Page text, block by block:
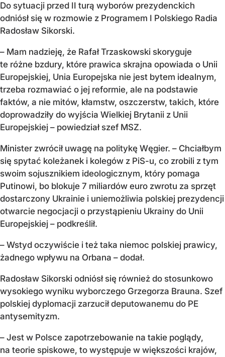
Do sytuacji przed II turą wyborów prezydenckich
odniósł się w rozmowie z Programem I Polskiego Radia
Radosław Sikorski.
– Mam nadzieję, że Rafał Trzaskowski skoryguje
te różne bzdury, które prawica skrajna opowiada o Unii
Europejskiej, Unia Europejska nie jest bytem idealnym,
trzeba rozmawiać o jej reformie, ale na podstawie
faktów, a nie mitów, kłamstw, oszczerstw, takich, które
doprowadziły do wyjścia Wielkiej Brytanii z Unii
Europejskiej – powiedział szef MSZ.
Minister zwrócił uwagę na politykę Węgier. – Chciałbym
się spytać koleżanek i kolegów z PiS-u, co zrobili z tym
swoim sojusznikiem ideologicznym, który pomaga
Putinowi, bo blokuje 7 miliardów euro zwrotu za sprzęt
dostarczony Ukrainie i uniemożliwia polskiej prezydencji
otwarcie negocjacji o przystąpieniu Ukrainy do Unii
Europejskiej – podkreślił.
– Wstyd oczywiście i też taka niemoc polskiej prawicy,
żadnego wpływu na Orbana – dodał.
Radosław Sikorski odniósł się również do stosunkowo
wysokiego wyniku wyborczego Grzegorza Brauna. Szef
polskiej dyplomacji zarzucił deputowanemu do PE
antysemityzm.
– Jest w Polsce zapotrzebowanie na takie poglądy,
na teorie spiskowe, to występuje w większości krajów,